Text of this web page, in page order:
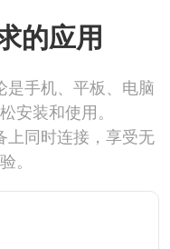
的应用
是手机、平板、电脑
安装和使用。
上同时连接，享受无
。